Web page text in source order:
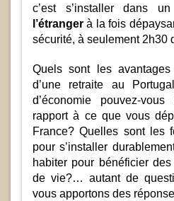
c’est s’installer dans
l’étranger à la fois
sécurité, à seulement 2h30
Quels sont les
d’une retraite au
d’économie pouvez-
rapport à ce que vous
France? Quelles sont les
pour s’installer
habiter pour bénéficier
de vie?… autant de
vous apportons des